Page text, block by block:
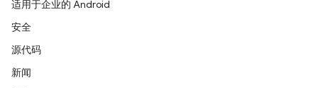
适用于企业的 Android
安全
源代码
新闻